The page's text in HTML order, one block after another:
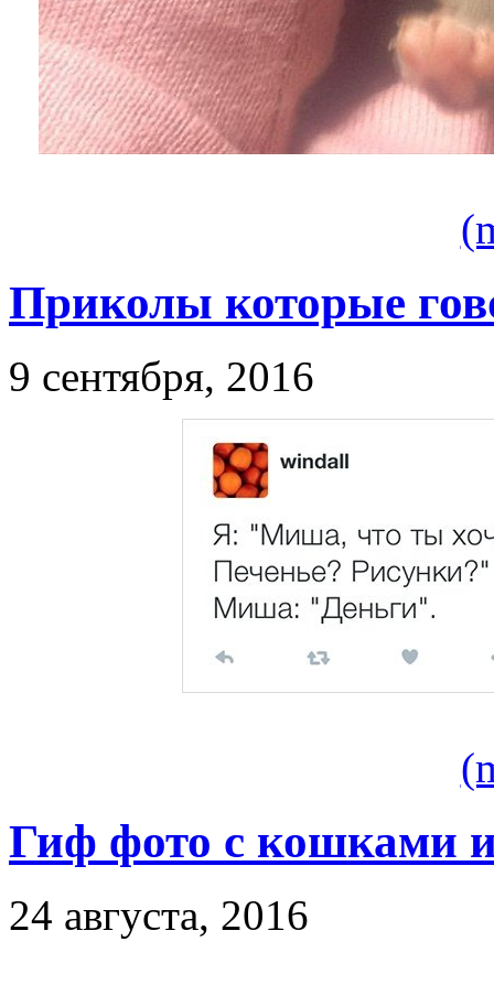
Приколы которые
9 сентября, 2016
Гиф фото с кошками
24 августа, 2016